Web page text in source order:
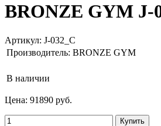
BRONZE GYM
Артикул: J-032_C
Производитель: BRONZE GYM
В наличии
Цена: 91890 руб.